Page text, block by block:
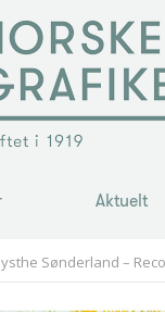
Aktuelt
Sønderland –
Aktuelt